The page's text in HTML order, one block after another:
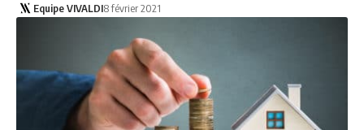
Equipe VIVALDI8 février 2021